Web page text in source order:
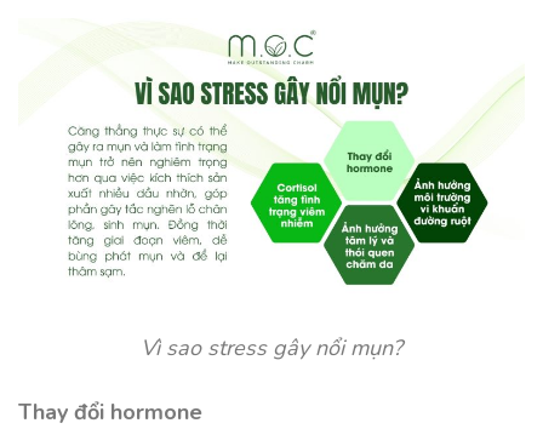
Vì sao stress gây nổi mụn?
Thay đổi hormone